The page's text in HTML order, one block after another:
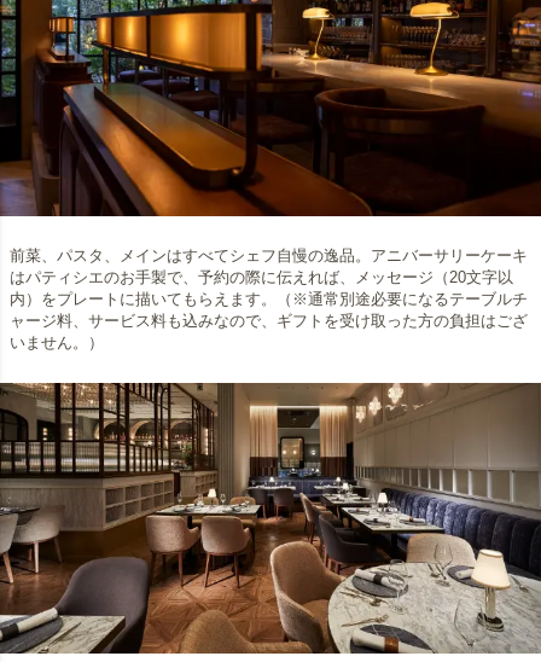
前菜、パスタ、メインはすべてシェフ自慢の逸品。アニバーサリーケーキ
はパティシエのお手製で、予約の際に伝えれば、メッセージ（20文字以
内）をプレートに描いてもらえます。（※通常別途必要になるテーブルチ
ャージ料、サービス料も込みなので、ギフトを受け取った方の負担はござ
いません。）